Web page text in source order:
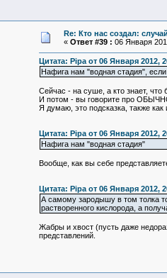
Re: Кто нас создал:
« Ответ #39 : 06 Января
Цитата: Pipa от 06 Января 2012,
Нафига нам "водная стадия",
Сейчас - на суше, а кто знает,
И потом - вы говорите про
Я думаю, это подсказка, также
Цитата: Pipa от 06 Января 2012,
Нафига нам "водная стадия"
Вообще, как вы себе
Цитата: Pipa от 06 Января 2012,
А самому зародышу в том толка
растворенного кислорода, а
Жабры и хвост (пусть даже
представлений.